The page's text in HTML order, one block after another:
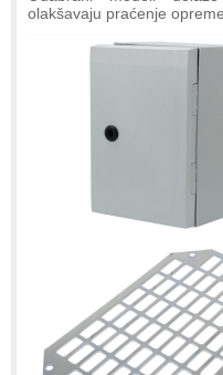
olakšavaju praćenje